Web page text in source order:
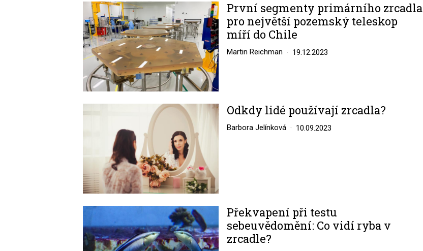
Image
První segmenty primárního zrcadla
pro největší pozemský teleskop
míří do Chile
Martin Reichman 19.12.2023
Odkdy lidé používají zrcadla?
Barbora Jelínková 10.09.2023
Překvapení při testu
sebeuvědomění: Co vidí ryba v
zrcadle?